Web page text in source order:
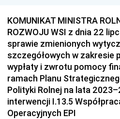
KOMUNIKAT MINISTRA
ROZWOJU WSI z dnia 22
sprawie zmienionych
szczegółowych w zakresie
wypłaty i zwrotu pomocy
ramach Planu
Polityki Rolnej na lata
interwencji I.13.5
Operacyjnych EPI